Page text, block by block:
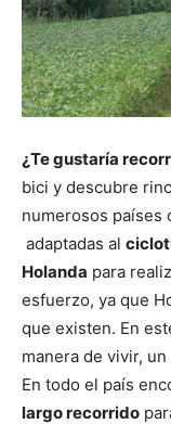
¿Te gustaría
bici y descubre
numerosos países
adaptadas al
Holanda para
esfuerzo, ya que
que existen. En
manera de vivir,
En todo el país
largo recorrido